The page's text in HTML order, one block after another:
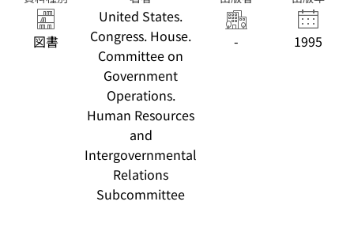
, One Hundred
Third Congress,
second session,
October 5, 1994
図書
United States.
Congress. House.
Committee on
Government
Operations.
Human Resources
and
Intergovernmental
Relations
Subcommittee
- 1995